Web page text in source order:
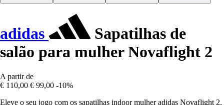
adidas
Sapatilhas de
salão para mulher Novaflight 2
A partir de
€ 110,00 € 99,00 -10%
Eleve o seu jogo com os sapatilhas indoor mulher adidas Novaflight 2,